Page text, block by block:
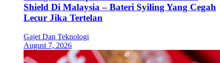
Shield Di Malaysia – Bateri Syiling Yang Cegah
Lecur Jika Tertelan
Gajet Dan Teknologi
August 7, 2026